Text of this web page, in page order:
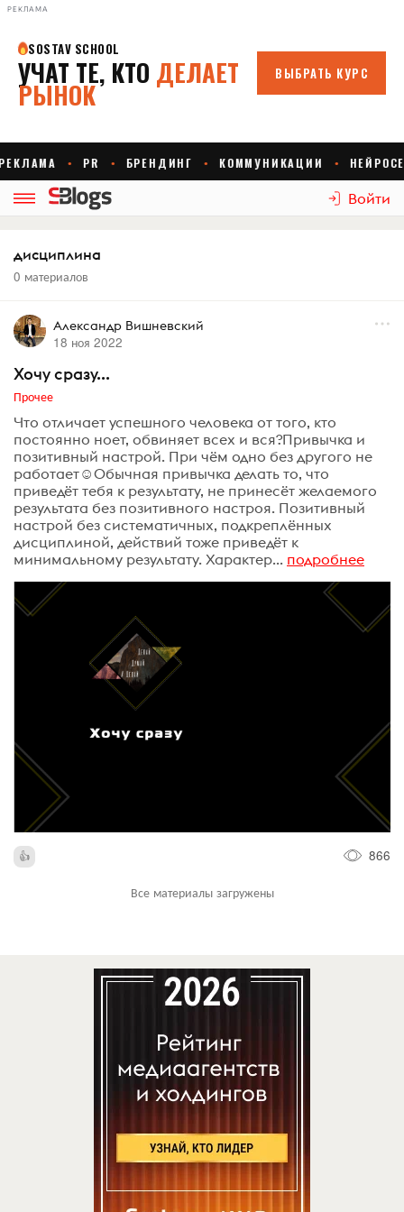
РЕКЛАМА
Войти
дисциплина
0 материалов
Александр Вишневский
18 ноя 2022
Хочу сразу...
Прочее
Что отличает успешного человека от того, кто
постоянно ноет, обвиняет всех и вся?Привычка и
позитивный настрой. При чём одно без другого не
работает☺️Обычная привычка делать то, что
приведёт тебя к результату, не принесёт желаемого
результата без позитивного настроя. Позитивный
настрой без систематичных, подкреплённых
дисциплиной, действий тоже приведёт к
минимальному результату. Характер... подробнее
866
Все материалы загружены